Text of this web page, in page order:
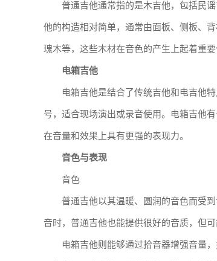
普通吉他通常指的是木吉他，包括民
他的构造相对简单，通常由面板、侧板、
瑰木等，这些木材在音色的产生上起着重要
电箱吉他
电箱吉他是结合了传统吉他和电吉他
号，适合现场演出或录音使用。电箱吉他
在音量和效果上具有更强的表现力。
音色与表现
音色
普通吉他以其温暖、圆润的音色而受
音时，普通吉他也能提供很好的音质，但
电箱吉他则能够通过拾音器增强音量